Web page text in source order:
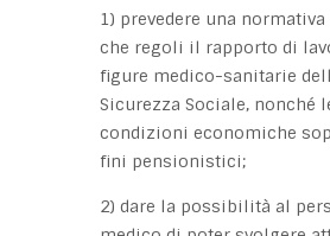
1) prevedere una
che regoli il rapporto di
figure medico-sanitarie
Sicurezza Sociale, nonché
condizioni economiche
fini pensionistici;
2) dare la possibilità al